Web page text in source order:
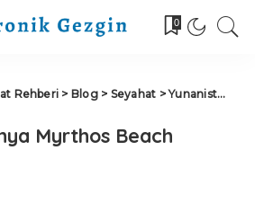
0
Rehberi > Blog> Seyahat >Yunanistan
Myrthos Beach